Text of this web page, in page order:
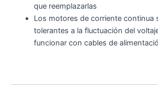
que reemplazarlas
Los motores de corriente continua
tolerantes a la fluctuación del
funcionar con cables de